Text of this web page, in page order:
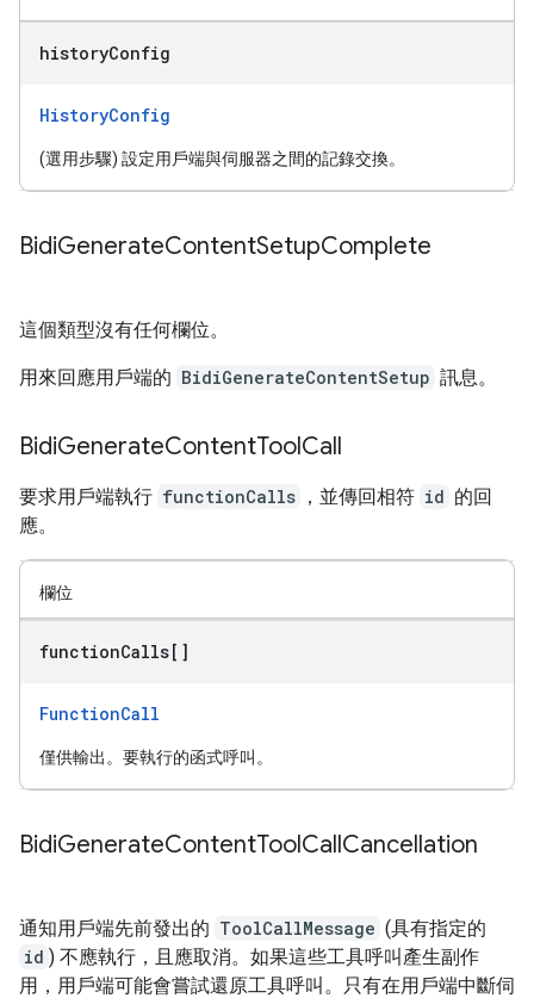
historyConfig
HistoryConfig
(選用步驟) 設定用戶端與伺服器之間的記錄交換。
BidiGenerateContentSetupComplete
這個類型沒有任何欄位。
用來回應用戶端的 BidiGenerateContentSetup 訊息。
BidiGenerateContentToolCall
要求用戶端執行 functionCalls ，並傳回相符 id 的回
應。
欄位
functionCalls[]
FunctionCall
僅供輸出。要執行的函式呼叫。
BidiGenerateContentToolCallCancellation
通知用戶端先前發出的 ToolCallMessage (具有指定的
id ) 不應執行，且應取消。如果這些工具呼叫產生副作
用，用戶端可能會嘗試還原工具呼叫。只有在用戶端中斷伺